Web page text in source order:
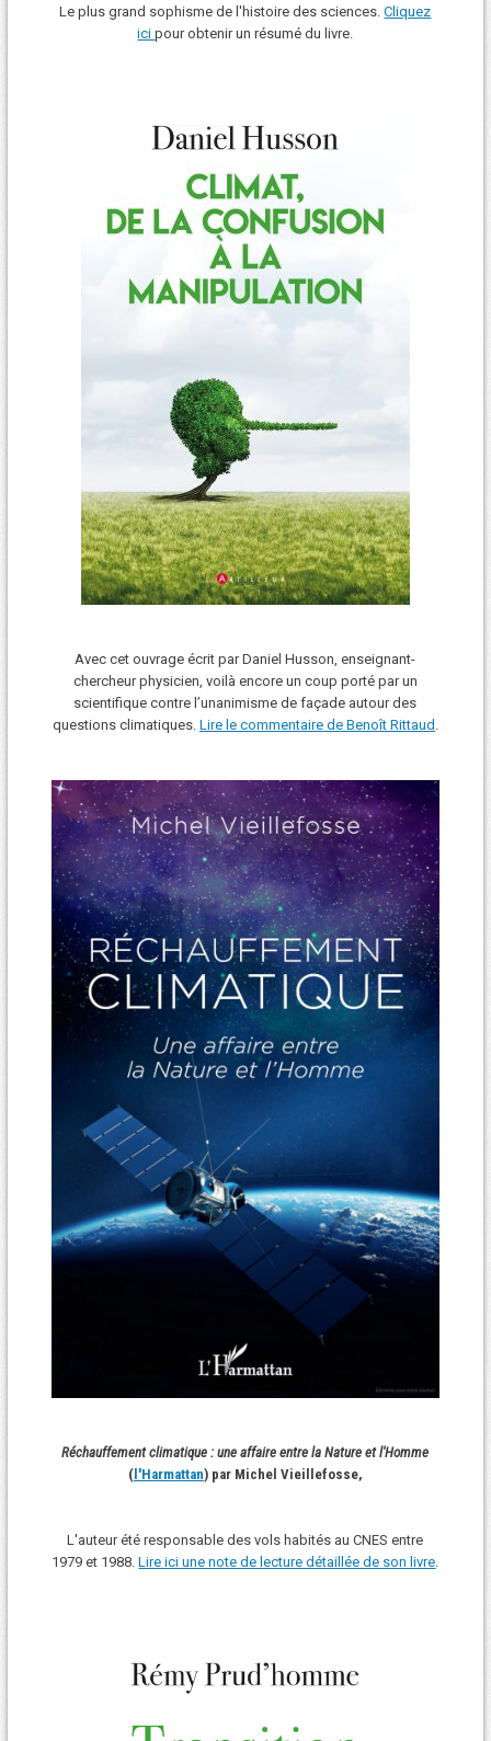
Le plus grand sophisme de l'histoire des sciences.Cliquez
icipour obtenir un résumé du livre.
Avec cet ouvrage écrit par Daniel Husson, enseignant-
chercheur physicien, voilà encore un coup porté par un
scientifique contre l’unanimisme de façade autour des
questions climatiques. Lire le commentaire de Benoît Rittaud
Réchauffement climatique : une affaire entre la Nature et l'Homme
(l'Harmattan) par Michel Vieillefosse,
L'auteur été responsable des vols habités au CNES entre
1979 et 1988.Lire ici une note de lecture détaillée de son livre